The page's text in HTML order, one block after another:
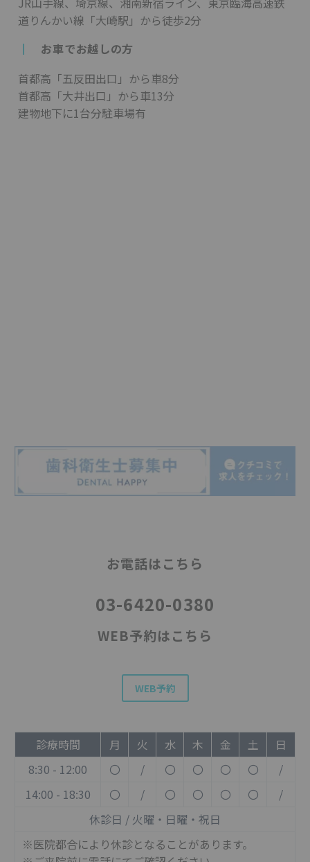
道りんかい線「大崎駅」から徒歩2分
┃
お車でお越しの方
首都高「五反田出口」から車8分
首都高「大井出口」から車13分
建物地下に1台分駐車場有
お電話はこちら
03-6420-0380
WEB予約はこちら
WEB予約
診療時間 月 火 水 木 金 土
日
8:30 - 12:00
〇 / 〇 〇 〇 〇
/
14:00 - 18:30
〇 / 〇 〇 〇 〇
/
休診日 / 火曜・日曜・祝日
※医院都合により休診となることがあります。